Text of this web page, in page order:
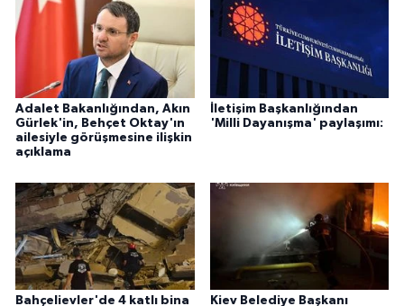
Adalet Bakanlığından, Akın
Gürlek'in, Behçet Oktay'ın
ailesiyle görüşmesine ilişkin
açıklama
İletişim Başkanlığından
'Milli Dayanışma' paylaşımı:
Bahçelievler'de 4 katlı bina
Kiev Belediye Başkanı